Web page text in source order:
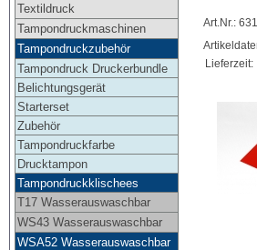
Textildruck
Tampondruckmaschinen
Tampondruckzubehör
Tampondruck Druckerbundle
Belichtungsgerät
Starterset
Zubehör
Tampondruckfarbe
Drucktampon
Tampondruckklischees
T17 Wasserauswaschbar
WS43 Wasserauswaschbar
WSA52 Wasserauswaschbar
Art.Nr.:
Lieferzeit: